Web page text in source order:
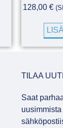
128,00 €
TILAA
Saat